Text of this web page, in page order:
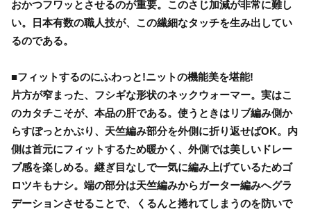
おかつフワッとさせるのが重要。このさじ加減が非常に難し
い。日本有数の職人技が、この繊細なタッチを生み出してい
るのである。
■フィットするのにふわっと!ニットの機能美を堪能!
片方が窄まった、フシギな形状のネックウォーマー。実はこ
のカタチこそが、本品の肝である。使うときはリブ編み側か
らすぽっとかぶり、天竺編み部分を外側に折り返せばOK。内
側は首元にフィットするため暖かく、外側では美しいドレー
プ感を楽しめる。継ぎ目なしで一気に編み上げているためゴ
ロツキもナシ。端の部分は天竺編みからガーター編みへグラ
デーションさせることで、くるんと捲れてしまうのを防いで